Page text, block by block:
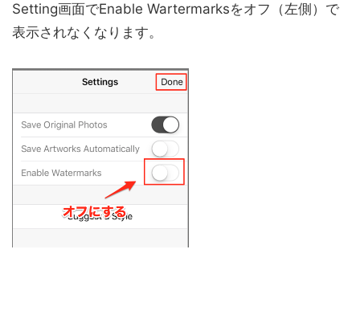
Setting画面でEnable Wartermarksをオフ（左側）で
表示されなくなります。